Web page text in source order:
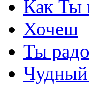
Как Ты
Хочеш
Ты
Чудный